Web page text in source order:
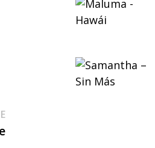
Entrada
siguiente: